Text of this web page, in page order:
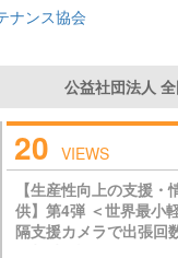
ナンス協会
公益社団法人
20 VIEWS
【生産性向上の支援・
供】第4弾 ＜世界最小
隔支援カメラで出張回